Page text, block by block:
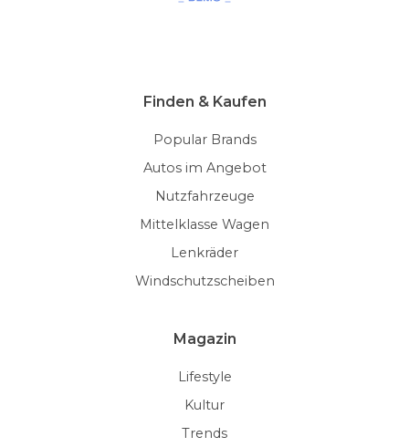
Finden & Kaufen
Popular Brands
Autos im Angebot
Nutzfahrzeuge
Mittelklasse Wagen
Lenkräder
Windschutzscheiben
Magazin
Lifestyle
Kultur
Trends